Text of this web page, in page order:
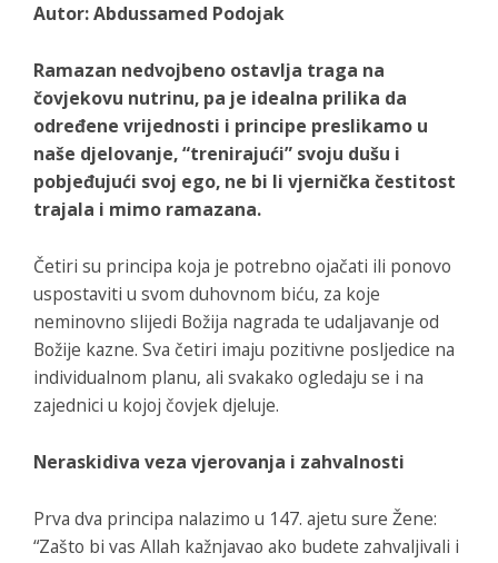
Autor: Abdussamed Podojak
Ramazan nedvojbeno ostavlja traga na
čovjekovu nutrinu, pa je idealna prilika da
određene vrijednosti i principe preslikamo u
naše djelovanje, “trenirajući” svoju dušu i
pobjeđujući svoj ego, ne bi li vjernička čestitost
trajala i mimo ramazana.
Četiri su principa koja je potrebno ojačati ili ponovo
uspostaviti u svom duhovnom biću, za koje
neminovno slijedi Božija nagrada te udaljavanje od
Božije kazne. Sva četiri imaju pozitivne posljedice na
individualnom planu, ali svakako ogledaju se i na
zajednici u kojoj čovjek djeluje.
Neraskidiva veza vjerovanja i zahvalnosti
Prva dva principa nalazimo u 147. ajetu sure Žene:
“Zašto bi vas Allah kažnjavao ako budete zahvaljivali i